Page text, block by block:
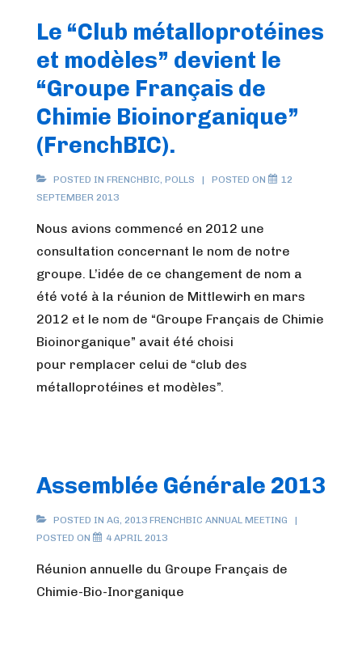
Le “Club métalloprotéines
et modèles” devient le
“Groupe Français de
Chimie Bioinorganique”
(FrenchBIC).
POSTED IN FRENCHBIC, POLLS POSTED ON
12
SEPTEMBER 2013
Nous avions commencé en 2012 une
consultation concernant le nom de notre
groupe. L’idée de ce changement de nom a
été voté à la réunion de Mittlewirh en mars
2012 et le nom de “Groupe Français de Chimie
Bioinorganique” avait été choisi
pour remplacer celui de “club des
métalloprotéines et modèles”.
Assemblée Générale 2013
POSTED IN AG, 2013 FRENCHBIC ANNUAL MEETING
POSTED ON
4 APRIL 2013
Réunion annuelle du Groupe Français de
Chimie-Bio-Inorganique